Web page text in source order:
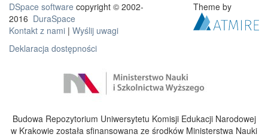
DSpace software copyright © 2002-
2016 DuraSpace
Kontakt z nami | Wyślij uwagi
Deklaracja dostępności
Theme by
Budowa Repozytorium Uniwersytetu Komisji Edukacji Narodowej
w Krakowie została sfinansowana ze środków Ministerstwa Nauki